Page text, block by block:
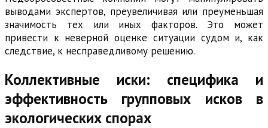
выводами экспертов, преувеличивая или преуменьшая
значимость тех или иных факторов. Это может
привести к неверной оценке ситуации судом и, как
следствие, к несправедливому решению.
Коллективные иски: специфика и
эффективность групповых исков в
экологических спорах